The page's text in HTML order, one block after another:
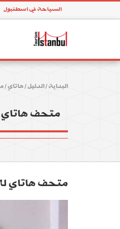
السياحة في اسطنبول
البداية/الدليل/هاتاي/
متحف هاتاي
متحف هاتاي